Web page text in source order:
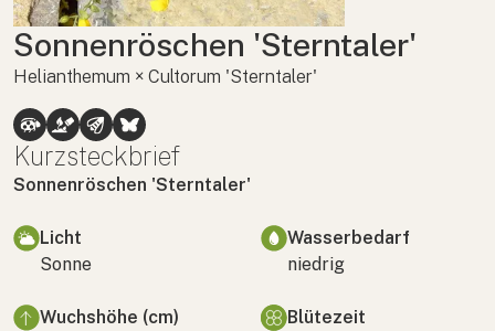
Sonnenröschen 'Sterntaler'
Helianthemum × Cultorum 'Sterntaler'
Kurzsteckbrief
Sonnenröschen 'Sterntaler'
Licht
Sonne
Wasserbedarf
niedrig
Wuchshöhe (cm)
Blütezeit